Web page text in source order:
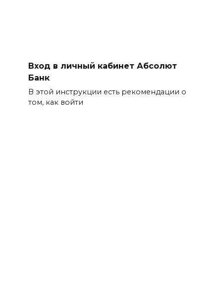
Вход в личный кабинет Абсолют
Банк
В этой инструкции есть рекомендации о
том, как войти